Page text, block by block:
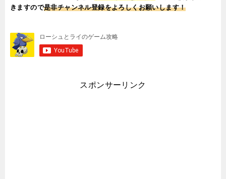
きますので是非チャンネル登録をよろしくお願いします！
スポンサーリンク